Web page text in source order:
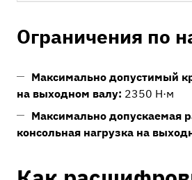
Ограничения по
Максимально допустимый
на выходном валу: 2350 Н·м
Максимально допускаемая
консольная нагрузка на